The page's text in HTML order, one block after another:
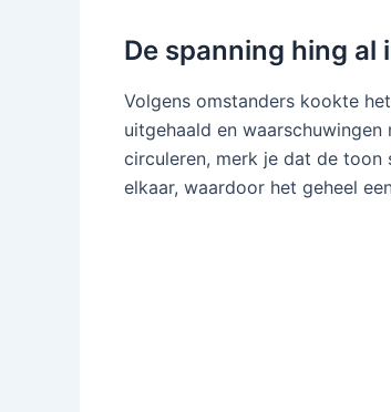
De spanning hing al
Volgens omstanders kookte
uitgehaald en
circuleren, merk je dat de
elkaar, waardoor het geheel